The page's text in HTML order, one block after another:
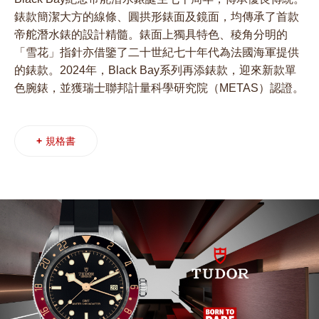
錶款簡潔大方的線條、圓拱形錶面及鏡面，均傳承了首款
帝舵潛水錶的設計精髓。錶面上獨具特色、稜角分明的
「雪花」指針亦借鑒了二十世紀七十年代為法國海軍提供
的錶款。2024年，Black Bay系列再添錶款，迎來新款單
色腕錶，並獲瑞士聯邦計量科學研究院（METAS）認證。
+ 規格書